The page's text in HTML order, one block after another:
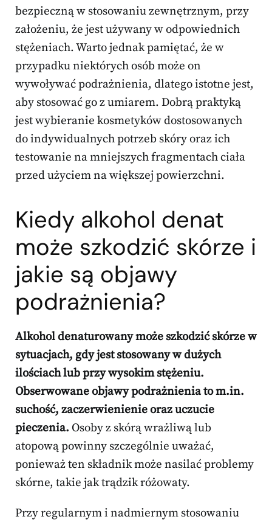
bezpieczną w stosowaniu zewnętrznym, przy
założeniu, że jest używany w odpowiednich
stężeniach. Warto jednak pamiętać, że w
przypadku niektórych osób może on
wywoływać podrażnienia, dlatego istotne jest,
aby stosować go z umiarem. Dobrą praktyką
jest wybieranie kosmetyków dostosowanych
do indywidualnych potrzeb skóry oraz ich
testowanie na mniejszych fragmentach ciała
przed użyciem na większej powierzchni.
Kiedy alkohol denat
może szkodzić skórze i
jakie są objawy
podrażnienia?
Alkohol denaturowany może szkodzić skórze w
sytuacjach, gdy jest stosowany w dużych
ilościach lub przy wysokim stężeniu.
Obserwowane objawy podrażnienia to m.in.
suchość, zaczerwienienie oraz uczucie
pieczenia. Osoby z skórą wrażliwą lub
atopową powinny szczególnie uważać,
ponieważ ten składnik może nasilać problemy
skórne, takie jak trądzik różowaty.
Przy regularnym i nadmiernym stosowaniu